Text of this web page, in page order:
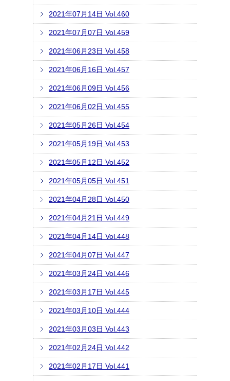
2021年07月14日 Vol.460
2021年07月07日 Vol.459
2021年06月23日 Vol.458
2021年06月16日 Vol.457
2021年06月09日 Vol.456
2021年06月02日 Vol.455
2021年05月26日 Vol.454
2021年05月19日 Vol.453
2021年05月12日 Vol.452
2021年05月05日 Vol.451
2021年04月28日 Vol.450
2021年04月21日 Vol.449
2021年04月14日 Vol.448
2021年04月07日 Vol.447
2021年03月24日 Vol.446
2021年03月17日 Vol.445
2021年03月10日 Vol.444
2021年03月03日 Vol.443
2021年02月24日 Vol.442
2021年02月17日 Vol.441